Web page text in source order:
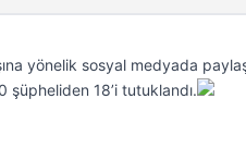
yönelik sosyal medyada
şüpheliden 18’i tutuklandı.